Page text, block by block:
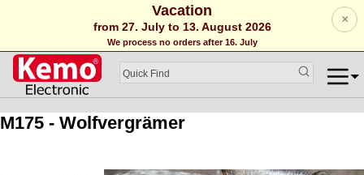
Vacation
from 27. July to 13. August 2026
We process no orders after 16. July
×
M175 - Wolfvergrämer